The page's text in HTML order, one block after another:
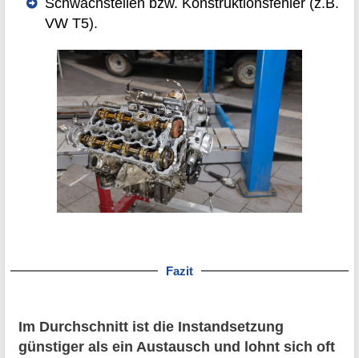
VW T5).
Fazit
Im Durchschnitt ist die Instandsetzung
günstiger als ein Austausch und lohnt sich oft